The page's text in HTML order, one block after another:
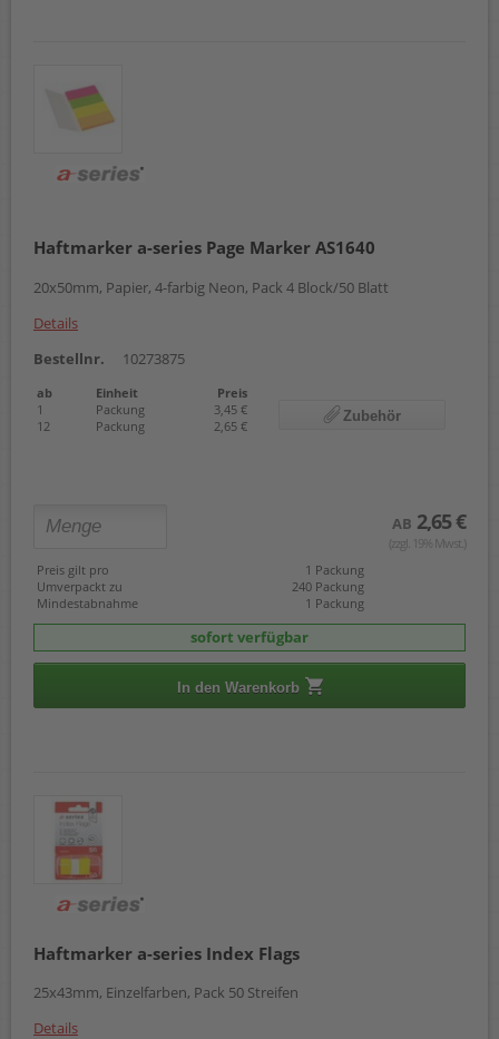
Haftmarker a-series Page Marker AS1640
20x50mm, Papier, 4-farbig Neon, Pack 4 Block/50 Blatt
Details
Bestellnr.
10273875
ab Einheit
Preis
1
Packung
3,45 €
12
Packung 2,65 €
Zubehör
AB 2,65 €
(zzgl. 19% Mwst.)
Preis gilt pro
1 Packung
Umverpackt zu
240 Packung
Mindestabnahme
1 Packung
sofort verfügbar
In den Warenkorb
Haftmarker a-series Index Flags
25x43mm, Einzelfarben, Pack 50 Streifen
Details